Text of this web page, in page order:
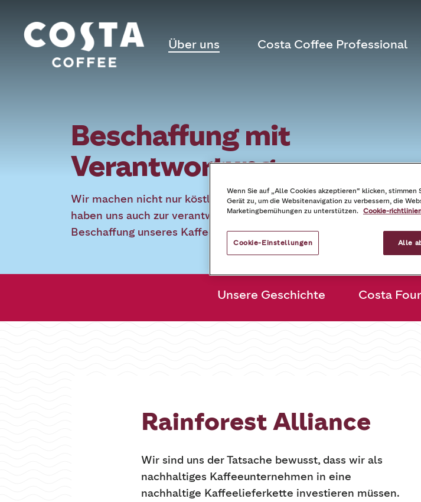
Über uns Costa Coffee Professional
Beschaffung mit
Verantwortung
Wir machen nicht nur köstlichen Kaffee, sondern
haben uns auch zur verantwortungsvollen
Beschaffung unseres Kaffees verpflichtet.
Unsere Geschichte Costa
Rainforest Alliance
Wir sind uns der Tatsache bewusst, dass wir als
nachhaltiges Kaffeeunternehmen in eine
nachhaltige Kaffeelieferkette investieren müssen.
Wenn Sie auf „Alle Cookies akzeptieren“ klicken, stimmen
Gerät zu, um die Websitenavigation zu verbessern, die
Marketingbemühungen zu unterstützen. Cookie-
Cookie-Einstellungen Alle